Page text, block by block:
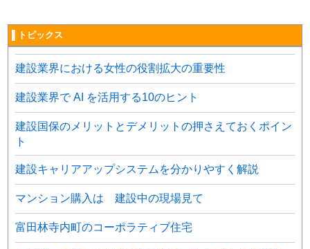
▌トピックス
建設業界における女性の役割拡大の重要性
建設業界で AI を活用する10のヒント
建設国保のメリットとデメリットの押さえておくポイン
ト
建設キャリアアップシステムを分かりやすく解説
マンション購入は 建設中の現場見て
富田林寺内町のコーポラティブ住宅